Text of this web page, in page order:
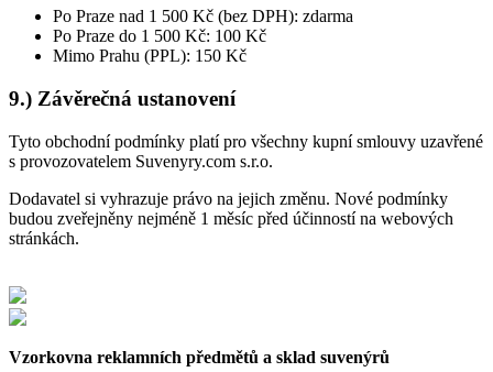
Po Praze nad 1 500 Kč (bez DPH): zdarma
Po Praze do 1 500 Kč: 100 Kč
Mimo Prahu (PPL): 150 Kč
9.) Závěrečná ustanovení
Tyto obchodní podmínky platí pro všechny kupní smlouvy uzavřené
s provozovatelem Suvenyry.com s.r.o.
Dodavatel si vyhrazuje právo na jejich změnu. Nové podmínky
budou zveřejněny nejméně 1 měsíc před účinností na webových
stránkách.
Vzorkovna reklamních předmětů a sklad suvenýrů